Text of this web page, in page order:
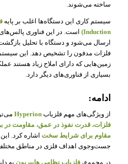
ساخته می‌شوند.
سیستم کاری این دستگاه‌ها اغلب بر پایه
Induction) است. در این فناوری
ارسال می‌شود و دستگاه با تحلیل
فلزات مدفون را تشخیص دهد. این
زمین‌هایی که دارای املاح زیاد هستند
بسیاری از فناوری‌های دیگر دارد.
ادامه:
از ویژگی‌های مهم فلزیاب Hyperion
فلزات، قدرت نفوذ در عمق، مقاومت در
مقاوم برای شرایط سختاشاره کرد. این
جست‌وجوی اهداف فلزی در مناطق مختلف
در مجموع، فلزیاب نظامی هایپریون به